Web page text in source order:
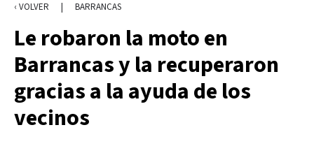
‹ VOLVER | BARRANCAS
Le robaron la moto en
Barrancas y la recuperaron
gracias a la ayuda de los
vecinos